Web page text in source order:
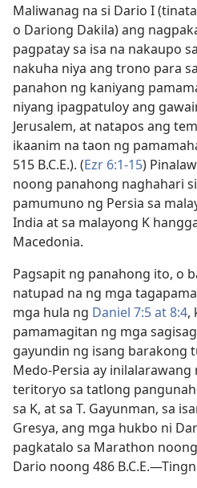
Maliwanag na si Dario I
o Dariong Dakila) ang
pagpatay sa isa na nakaupo
nakuha niya ang trono para
panahon ng kaniyang
niyang ipagpatuloy ang
Jerusalem, at natapos ang
ikaanim na taon ng
515 B.C.E.). (Ezr 6:1-15)
noong panahong naghahari
pamumuno ng Persia sa
India at sa malayong K
Macedonia.
Pagsapit ng panahong ito, o
natupad na ng mga
mga hula ng Daniel 7:5 at8:4,
pamamagitan ng mga
gayundin ng isang barakong
Medo-Persia ay
teritoryo sa tatlong
sa K, at sa T. Gayunman, sa
Gresya, ang mga hukbo ni
pagkatalo sa Marathon noong
Dario noong 486